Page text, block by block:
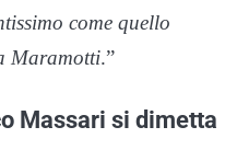
come quello
Maramotti.”
Massari si dimetta